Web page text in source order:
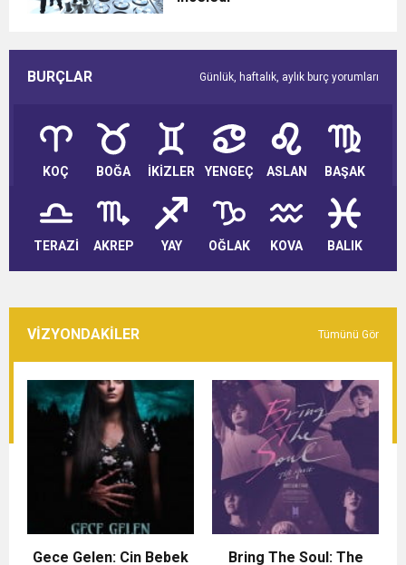
BURÇLAR Günlük, haftalık, aylık burç yorumları
KOÇ BOĞA İKİZLER YENGEÇ ASLAN BAŞAK
TERAZİ AKREP YAY OĞLAK KOVA BALIK
VİZYONDAKİLER Tümünü Gör
Gece Gelen: Cin Bebek
Bring The Soul: The